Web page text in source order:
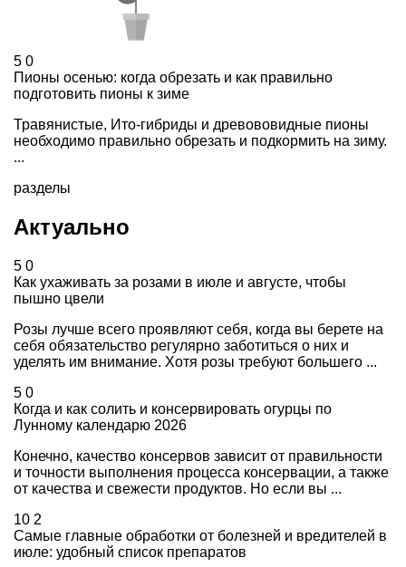
5 0
Пионы осенью: когда обрезать и как правильно
подготовить пионы к зиме
Травянистые, Ито-гибриды и древововидные пионы
необходимо правильно обрезать и подкормить на зиму.
...
разделы
Актуально
5 0
Как ухаживать за розами в июле и августе, чтобы
пышно цвели
Розы лучше всего проявляют себя, когда вы берете на
себя обязательство регулярно заботиться о них и
уделять им внимание. Хотя розы требуют большего ...
5 0
Когда и как солить и консервировать огурцы по
Лунному календарю 2026
Конечно, качество консервов зависит от правильности
и точности выполнения процесса консервации, а также
от качества и свежести продуктов. Но если вы ...
10 2
Самые главные обработки от болезней и вредителей в
июле: удобный список препаратов